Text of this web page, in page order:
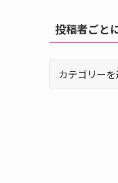
投稿者ごと